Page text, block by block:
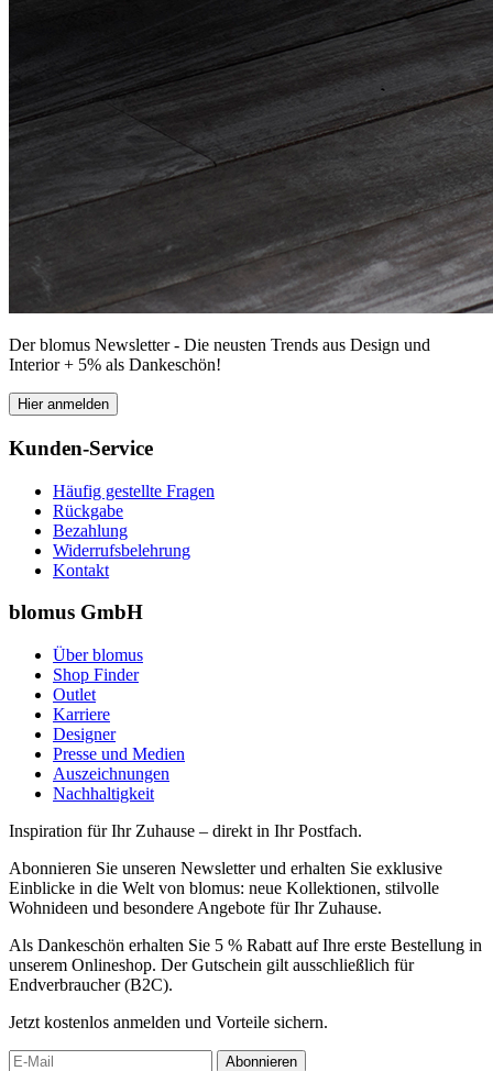
Der blomus Newsletter - Die neusten Trends aus Design und
Interior + 5% als Dankeschön!
Hier anmelden
Kunden-Service
Häufig gestellte Fragen
Rückgabe
Bezahlung
Widerrufsbelehrung
Kontakt
blomus GmbH
Über blomus
Shop Finder
Outlet
Karriere
Designer
Presse und Medien
Auszeichnungen
Nachhaltigkeit
Inspiration für Ihr Zuhause – direkt in Ihr Postfach.
Abonnieren Sie unseren Newsletter und erhalten Sie exklusive
Einblicke in die Welt von blomus: neue Kollektionen, stilvolle
Wohnideen und besondere Angebote für Ihr Zuhause.
Als Dankeschön erhalten Sie 5 % Rabatt auf Ihre erste Bestellung in
unserem Onlineshop. Der Gutschein gilt ausschließlich für
Endverbraucher (B2C).
Jetzt kostenlos anmelden und Vorteile sichern.
Abonnieren